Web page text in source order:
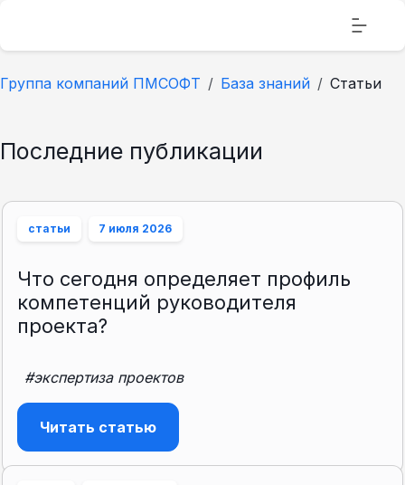
Группа компаний ПМСОФТ База знаний Статьи
Последние публикации
статьи 7 июля 2026
Что сегодня определяет профиль
компетенций руководителя
проекта?
#экспертиза проектов
Читать статью